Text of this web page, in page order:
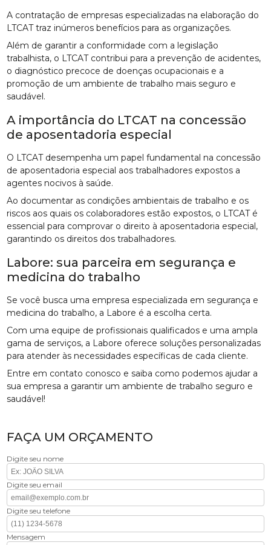
A contratação de empresas especializadas na elaboração do
LTCAT traz inúmeros benefícios para as organizações.
Além de garantir a conformidade com a legislação
trabalhista, o LTCAT contribui para a prevenção de acidentes,
o diagnóstico precoce de doenças ocupacionais e a
promoção de um ambiente de trabalho mais seguro e
saudável.
A importância do LTCAT na concessão
de aposentadoria especial
O LTCAT desempenha um papel fundamental na concessão
de aposentadoria especial aos trabalhadores expostos a
agentes nocivos à saúde.
Ao documentar as condições ambientais de trabalho e os
riscos aos quais os colaboradores estão expostos, o LTCAT é
essencial para comprovar o direito à aposentadoria especial,
garantindo os direitos dos trabalhadores.
Labore: sua parceira em segurança e
medicina do trabalho
Se você busca uma empresa especializada em segurança e
medicina do trabalho, a Labore é a escolha certa.
Com uma equipe de profissionais qualificados e uma ampla
gama de serviços, a Labore oferece soluções personalizadas
para atender às necessidades específicas de cada cliente.
Entre em contato conosco e saiba como podemos ajudar a
sua empresa a garantir um ambiente de trabalho seguro e
saudável!
FAÇA UM ORÇAMENTO
Digite seu nome
Digite seu email
Digite seu telefone
Mensagem